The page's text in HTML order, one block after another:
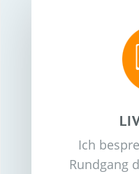
Ich
Rundgang